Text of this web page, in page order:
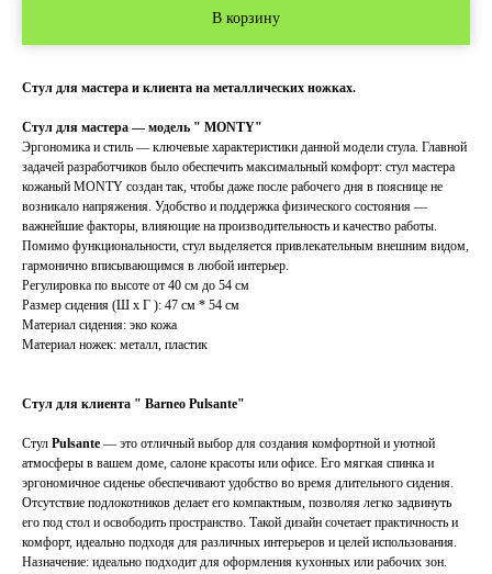
В корзину
Стул для мастера и клиента на металлических ножках.
Стул для мастера — модель " MONTY"
Эргономика и стиль — ключевые характеристики данной модели стула. Главной
задачей разработчиков было обеспечить максимальный комфорт: стул мастера
кожаный MONTY создан так, чтобы даже после рабочего дня в пояснице не
возникало напряжения. Удобство и поддержка физического состояния —
важнейшие факторы, влияющие на производительность и качество работы.
Помимо функциональности, стул выделяется привлекательным внешним видом,
гармонично вписывающимся в любой интерьер.
Регулировка по высоте от 40 см до 54 см
Размер сидения (Ш х Г ): 47 см * 54 см
Материал сидения: эко кожа
Материал ножек: металл, пластик
Стул для клиента " Barneo Pulsante"
Стул Pulsante — это отличный выбор для создания комфортной и уютной
атмосферы в вашем доме, салоне красоты или офисе. Его мягкая спинка и
эргономичное сиденье обеспечивают удобство во время длительного сидения.
Отсутствие подлокотников делает его компактным, позволяя легко задвинуть
его под стол и освободить пространство. Такой дизайн сочетает практичность и
комфорт, идеально подходя для различных интерьеров и целей использования.
Назначение: идеально подходит для оформления кухонных или рабочих зон.